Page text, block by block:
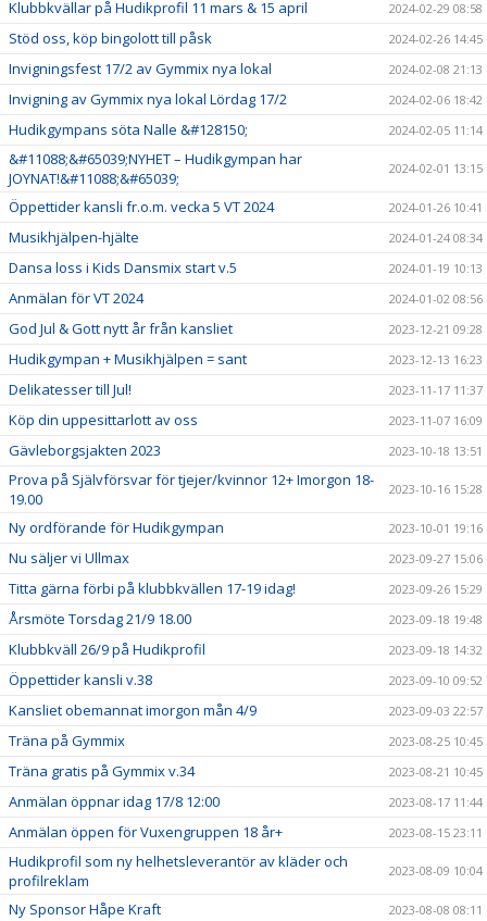
Klubbkvällar på Hudikprofil 11 mars & 15 april 2024-02-29 08:58
Stöd oss, köp bingolott till påsk 2024-02-26 14:45
Invigningsfest 17/2 av Gymmix nya lokal 2024-02-08 21:13
Invigning av Gymmix nya lokal Lördag 17/2 2024-02-06 18:42
Hudikgympans söta Nalle &#128150; 2024-02-05 11:14
&#11088;&#65039;NYHET – Hudikgympan har
JOYNAT!&#11088;&#65039;
2024-02-01 13:15
Öppettider kansli fr.o.m. vecka 5 VT 2024 2024-01-26 10:41
Musikhjälpen-hjälte 2024-01-24 08:34
Dansa loss i Kids Dansmix start v.5 2024-01-19 10:13
Anmälan för VT 2024 2024-01-02 08:56
God Jul & Gott nytt år från kansliet 2023-12-21 09:28
Hudikgympan + Musikhjälpen = sant 2023-12-13 16:23
Delikatesser till Jul! 2023-11-17 11:37
Köp din uppesittarlott av oss 2023-11-07 16:09
Gävleborgsjakten 2023 2023-10-18 13:51
Prova på Självförsvar för tjejer/kvinnor 12+ Imorgon 18-
19.00
2023-10-16 15:28
Ny ordförande för Hudikgympan 2023-10-01 19:16
Nu säljer vi Ullmax 2023-09-27 15:06
Titta gärna förbi på klubbkvällen 17-19 idag! 2023-09-26 15:29
Årsmöte Torsdag 21/9 18.00 2023-09-18 19:48
Klubbkväll 26/9 på Hudikprofil 2023-09-18 14:32
Öppettider kansli v.38 2023-09-10 09:52
Kansliet obemannat imorgon mån 4/9 2023-09-03 22:57
Träna på Gymmix 2023-08-25 10:45
Träna gratis på Gymmix v.34 2023-08-21 10:45
Anmälan öppnar idag 17/8 12:00 2023-08-17 11:44
Anmälan öppen för Vuxengruppen 18 år+ 2023-08-15 23:11
Hudikprofil som ny helhetsleverantör av kläder och
profilreklam
2023-08-09 10:04
Ny Sponsor Håpe Kraft 2023-08-08 08:11